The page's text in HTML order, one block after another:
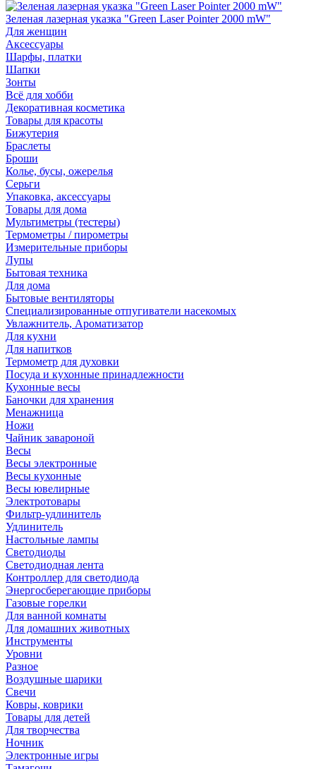
Зеленая лазерная указка "Green Laser Pointer 2000 mW"
Для женщин
Аксессуары
Шарфы, платки
Шапки
Зонты
Всё для хобби
Декоративная косметика
Товары для красоты
Бижутерия
Браслеты
Броши
Колье, бусы, ожерелья
Серьги
Упаковка, аксессуары
Товары для дома
Мультиметры (тестеры)
Термометры / пирометры
Измерительные приборы
Лупы
Бытовая техника
Для дома
Бытовые вентиляторы
Специализированные отпугиватели насекомых
Увлажнитель, Ароматизатор
Для кухни
Для напитков
Термометр для духовки
Посуда и кухонные принадлежности
Кухонные весы
Баночки для хранения
Менажница
Ножи
Чайник завароной
Весы
Весы электронные
Весы кухонные
Весы ювелирные
Электротовары
Фильтр-удлинитель
Удлинитель
Настольные лампы
Светодиоды
Светодиодная лента
Контроллер для светодиода
Энергосберегающие приборы
Газовые горелки
Для ванной комнаты
Для домашних животных
Инструменты
Уровни
Разное
Воздушные шарики
Свечи
Ковры, коврики
Товары для детей
Для творчества
Ночник
Электронные игры